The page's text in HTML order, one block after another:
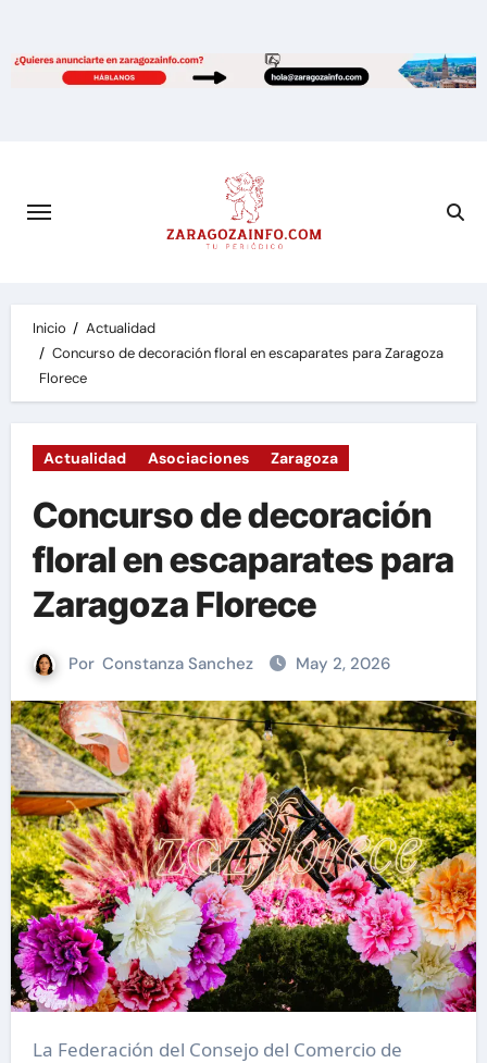
contenido
Inicio
Actualidad
Concurso de decoración floral en escaparates para Zaragoza
Florece
Actualidad Asociaciones Zaragoza
Concurso de decoración
floral en escaparates para
Zaragoza Florece
Por Constanza Sanchez May 2, 2026
La Federación del Consejo del Comercio de